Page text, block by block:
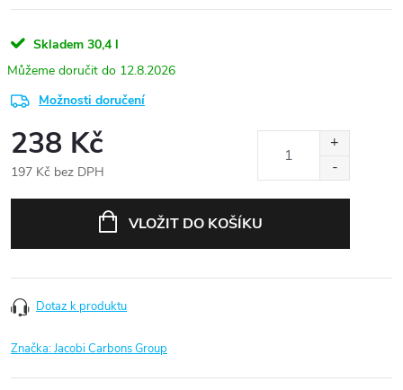
Skladem 30,4 l
12.8.2026
Možnosti doručení
238 Kč
197 Kč bez DPH
VLOŽIT DO KOŠÍKU
Dotaz k produktu
Značka:Jacobi Carbons Group